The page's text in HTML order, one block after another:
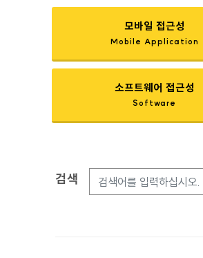
모바일 접근성
Mobile Application
소프트웨어 접근성
Software
검색옵션
검색